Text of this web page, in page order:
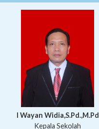
I Wayan Widia,S.Pd.,M.Pd
Kepala Sekolah